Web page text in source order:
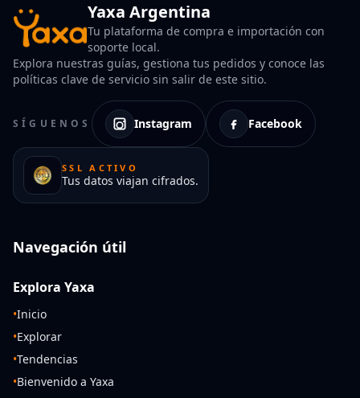
Yaxa Argentina
Tu plataforma de compra e importación con
soporte local.
Explora nuestras guías, gestiona tus pedidos y conoce las
políticas clave de servicio sin salir de este sitio.
SÍGUENOS Instagram Facebook
SSL ACTIVO
Tus datos viajan cifrados.
Navegación útil
Explora Yaxa
•Inicio
•Explorar
•Tendencias
•Bienvenido a Yaxa